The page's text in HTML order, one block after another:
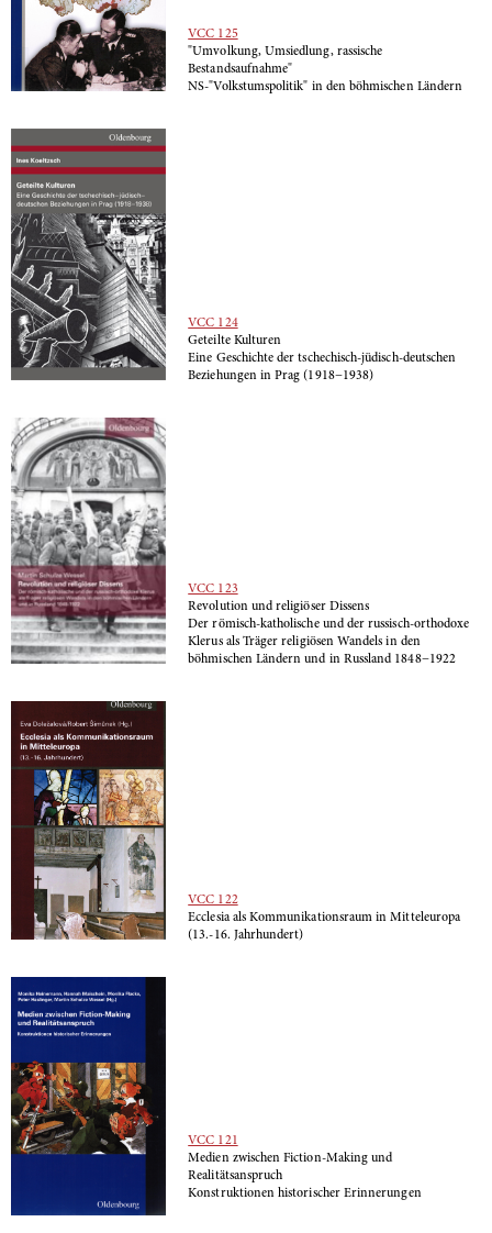
VCC 125
"Umvolkung, Umsiedlung, rassische
Bestandsaufnahme"
NS-"Volkstumspolitik" in den böhmischen Ländern
VCC 124
Geteilte Kulturen
Eine Geschichte der tschechisch-jüdisch-deutschen
Beziehungen in Prag (1918­­−1938)
VCC 123
Revolution und religiöser Dissens
Der römisch-katholische und der russisch-orthodoxe
Klerus als Träger religiösen Wandels in den
böhmischen Ländern und in Russland 1848­­−1922
VCC 122
Ecclesia als Kommunikationsraum in Mitteleuropa
(13.-16. Jahrhundert)
VCC 121
Medien zwischen Fiction-Making und
Realitätsanspruch
Konstruktionen historischer Erinnerungen